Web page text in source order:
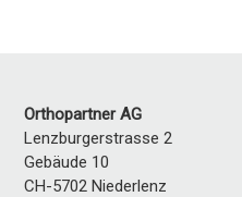
Orthopartner AG
Lenzburgerstrasse 2
Gebäude 10
CH-5702 Niederlenz